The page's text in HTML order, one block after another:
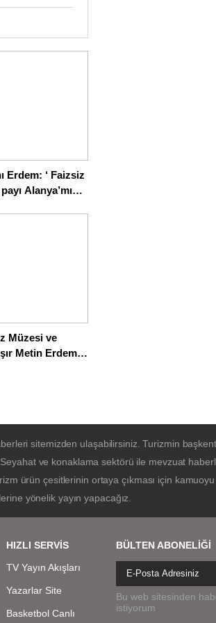
Erdem: ‘ Faizsiz
Alanya’mız
Müzesi ve
Metin Erdem
sitemizden ulaşabilirsiniz. Turizmin
ve konaklama sektörü ile mevzuat
ürün çesitlerinin ortaya çıkması için
yönelik yayın yapacağız.
HIZLI SERVİS
TV Yayın Akışları
Yazarlar Site
Basketbol Canlı
BÜLTEN ABONELİĞİ
Bu web sitesinden
istiyorum